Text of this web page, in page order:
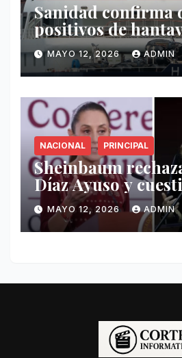
Sanidad confirma
positivos de
vinculados al
Hondius
MAYO 12, 2026 ADMIN
NACIONAL PRINCIPAL
Sheinbaum
Díaz Ayuso y
de funcionaria
MAYO 12, 2026 ADMIN